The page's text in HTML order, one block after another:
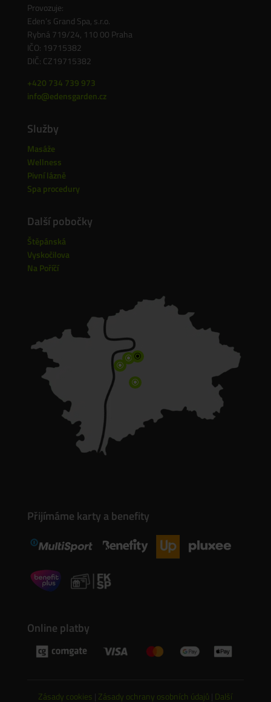
Provozuje:
Eden’s Grand Spa, s.r.o.
Rybná 719/24, 110 00 Praha
IČO: 19715382
DIČ: CZ19715382
+420 734 739 973
info@edensgarden.cz
Služby
Masáže
Wellness
Pivní lázně
Spa procedury
Další pobočky
Štěpánská
Vyskočilova
Na Poříčí
\ \
\
\
Přijímáme karty a benefity
Online platby
Zásady cookies Zásady ochrany osobních údajů Další